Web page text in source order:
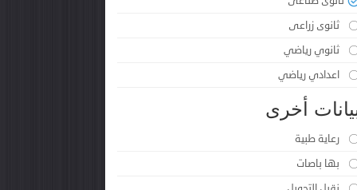
ثانوى زراعى
ثانوي رياضي
اعدادي رياضي
أخرى
رعاية طبية
بها باصات